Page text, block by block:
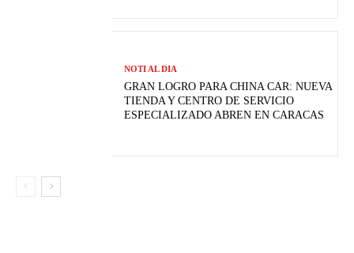
NOTI AL DIA
GRAN LOGRO PARA CHINA CAR: NUEVA
TIENDA Y CENTRO DE SERVICIO
ESPECIALIZADO ABREN EN CARACAS